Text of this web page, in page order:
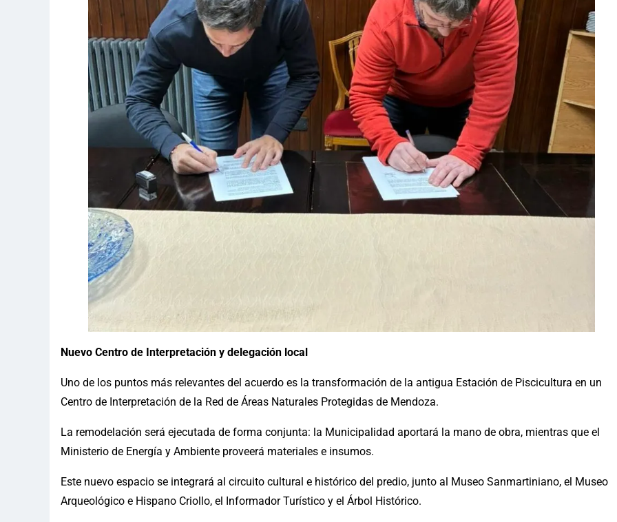
Nuevo Centro de Interpretación y delegación local
Uno de los puntos más relevantes del acuerdo es la transformación de la antigua Estación de Piscicultura en un
Centro de Interpretación de la Red de Áreas Naturales Protegidas de Mendoza.
La remodelación será ejecutada de forma conjunta: la Municipalidad aportará la mano de obra, mientras que el
Ministerio de Energía y Ambiente proveerá materiales e insumos.
Este nuevo espacio se integrará al circuito cultural e histórico del predio, junto al Museo Sanmartiniano, el Museo
Arqueológico e Hispano Criollo, el Informador Turístico y el Árbol Histórico.